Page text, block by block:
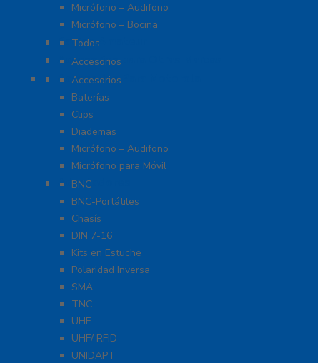
Micrófono – Audifono
Micrófono – Bocina
Radios Amateur
Todos
Accesorios para Otras Marcas
Accesorios
Accesorios Para Motorola
Accesorios
Baterías
Clips
Diademas
Micrófono – Audifono
Micrófono para Móvil
Adaptadores
BNC
BNC-Portátiles
Chasís
DIN 7-16
Kits en Estuche
Polaridad Inversa
SMA
TNC
UHF
UHF/ RFID
UNIDAPT